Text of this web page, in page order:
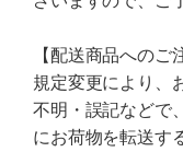
【配送商品へのご
規定変更により、
不明・誤記などで
にお荷物を転送す